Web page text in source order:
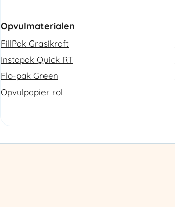
Opvulmaterialen
FillPak Grasikraft
Instapak Quick RT
Flo-pak Green
Opvulpapier rol